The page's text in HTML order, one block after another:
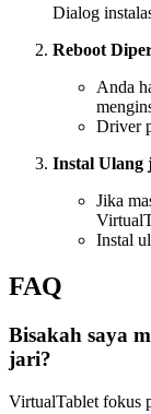
Dialog
Reboot
Anda
Driver
Instal Ulang
Jika
Instal
FAQ
Bisakah saya
jari?
VirtualTablet fokus